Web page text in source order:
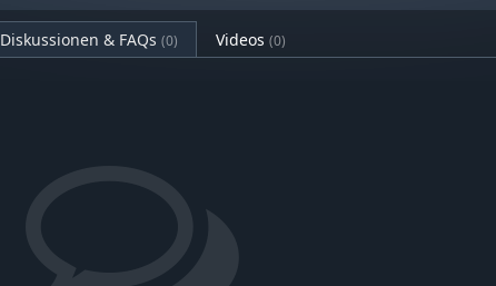
Diskussionen & FAQs (0) Videos (0)